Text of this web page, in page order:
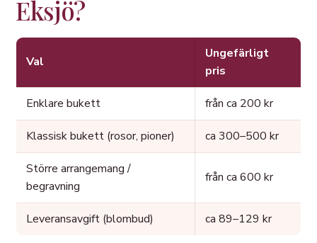
Eksjö?
Val
Ungefärligt
pris
Enklare bukett från ca 200 kr
Klassisk bukett (rosor, pioner) ca 300–500 kr
Större arrangemang /
begravning
från ca 600 kr
Leveransavgift (blombud) ca 89–129 kr